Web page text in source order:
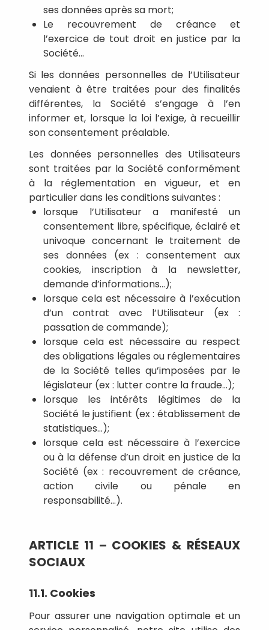
ses données après sa mort;
Le recouvrement de créance et
l’exercice de tout droit en justice par la
Société...
Si les données personnelles de l’Utilisateur
venaient à être traitées pour des finalités
différentes, la Société s’engage à l’en
informer et, lorsque la loi l’exige, à recueillir
son consentement préalable.
Les données personnelles des Utilisateurs
sont traitées par la Société conformément
à la réglementation en vigueur, et en
particulier dans les conditions suivantes :
lorsque l’Utilisateur a manifesté un
consentement libre, spécifique, éclairé et
univoque concernant le traitement de
ses données (ex : consentement aux
cookies, inscription à la newsletter,
demande d’informations…);
lorsque cela est nécessaire à l’exécution
d’un contrat avec l’Utilisateur (ex :
passation de commande);
lorsque cela est nécessaire au respect
des obligations légales ou réglementaires
de la Société telles qu’imposées par le
législateur (ex : lutter contre la fraude...);
lorsque les intérêts légitimes de la
Société le justifient (ex : établissement de
statistiques…);
lorsque cela est nécessaire à l’exercice
ou à la défense d’un droit en justice de la
Société (ex : recouvrement de créance,
action civile ou pénale en
responsabilité...).
ARTICLE 11 – COOKIES & RÉSEAUX
SOCIAUX
11.1. Cookies
Pour assurer une navigation optimale et un